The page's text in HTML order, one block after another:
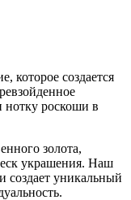
которое создается
нотку роскоши в
золота,
украшения. Наш
создает уникальный